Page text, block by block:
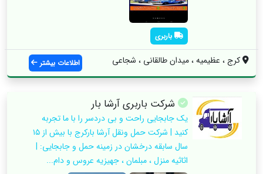
باربری
کرج ، عظیمیه ، میدان طالقانی ، شجاعی اطلاعات بیشتر
شرکت باربری آرشا بار
یک جابجایی راحت و بی دردسر را با ما تجربه
کنید | شرکت حمل ونقل آرشا بارکرج با بیش از ۱۵
سال سابقه درخشان در زمینه حمل و جابجایی: |
اثاثیه منزل ، مبلمان ، جهیزیه عروس و دام...